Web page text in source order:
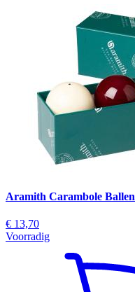
Aramith Carambole Ballen
€ 13,70
Voorradig